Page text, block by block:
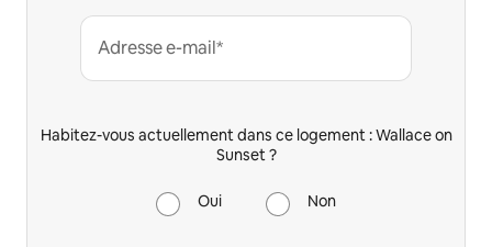
Adresse e-mail*
Habitez-vous actuellement dans ce logement : Wallace on
Sunset ?
Oui Non